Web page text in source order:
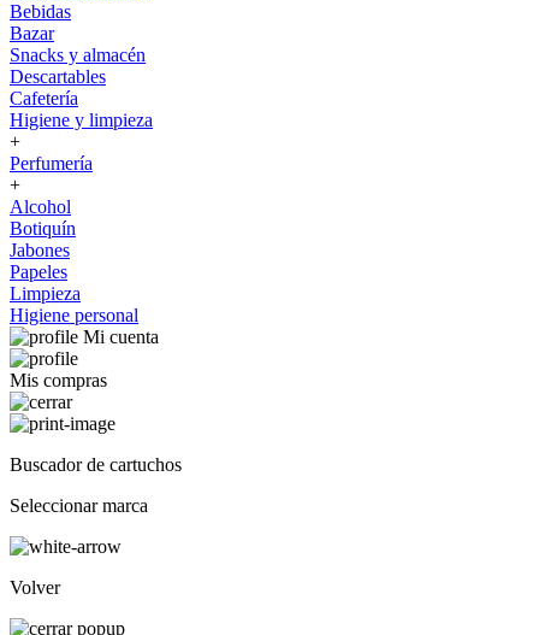
Bebidas
Bazar
Snacks y almacén
Descartables
Cafetería
Higiene y limpieza
+
Perfumería
+
Alcohol
Botiquín
Jabones
Papeles
Limpieza
Higiene personal
Mi cuenta
Mis compras
Buscador de cartuchos
Seleccionar marca
Volver